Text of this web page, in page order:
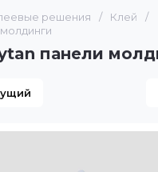
решения / Клей
/
панели